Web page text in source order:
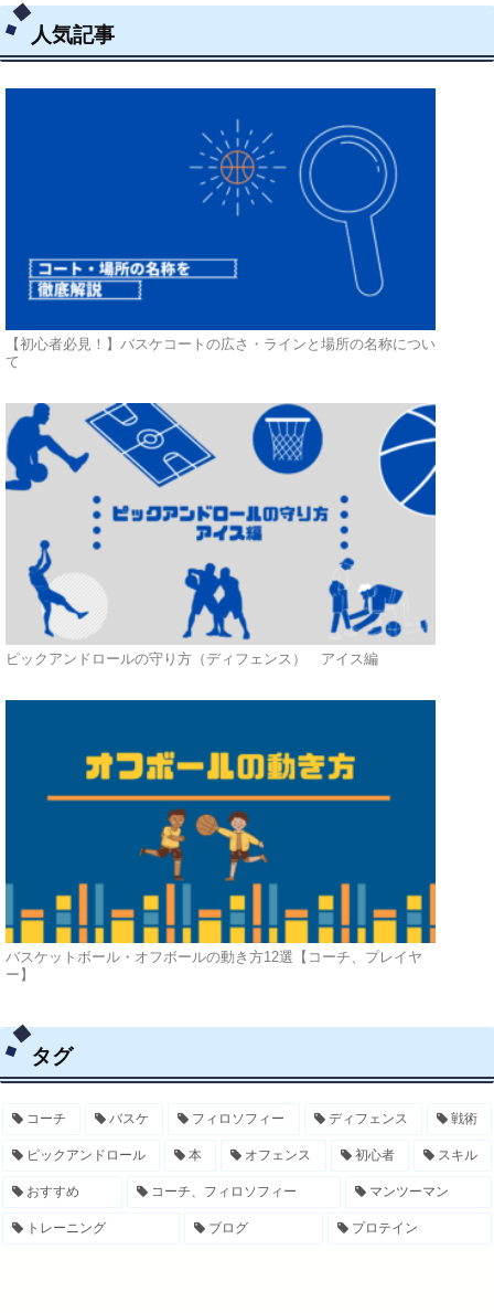
人気記事
【初心者必見！】バスケコートの広さ・ラインと場所の名称につい
て
ピックアンドロールの守り方（ディフェンス） アイス編
バスケットボール・オフボールの動き方12選【コーチ、プレイヤ
ー】
タグ
コーチ バスケ フィロソフィー ディフェンス 戦術
ピックアンドロール 本 オフェンス 初心者 スキル
おすすめ コーチ、フィロソフィー マンツーマン
トレーニング ブログ プロテイン